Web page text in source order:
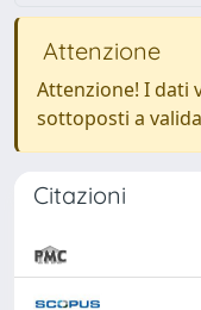
Attenzione
Attenzione! I dati
sottoposti a
Citazioni